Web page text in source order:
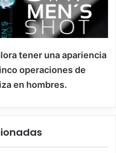
tener una apariencia
operaciones de
en hombres.